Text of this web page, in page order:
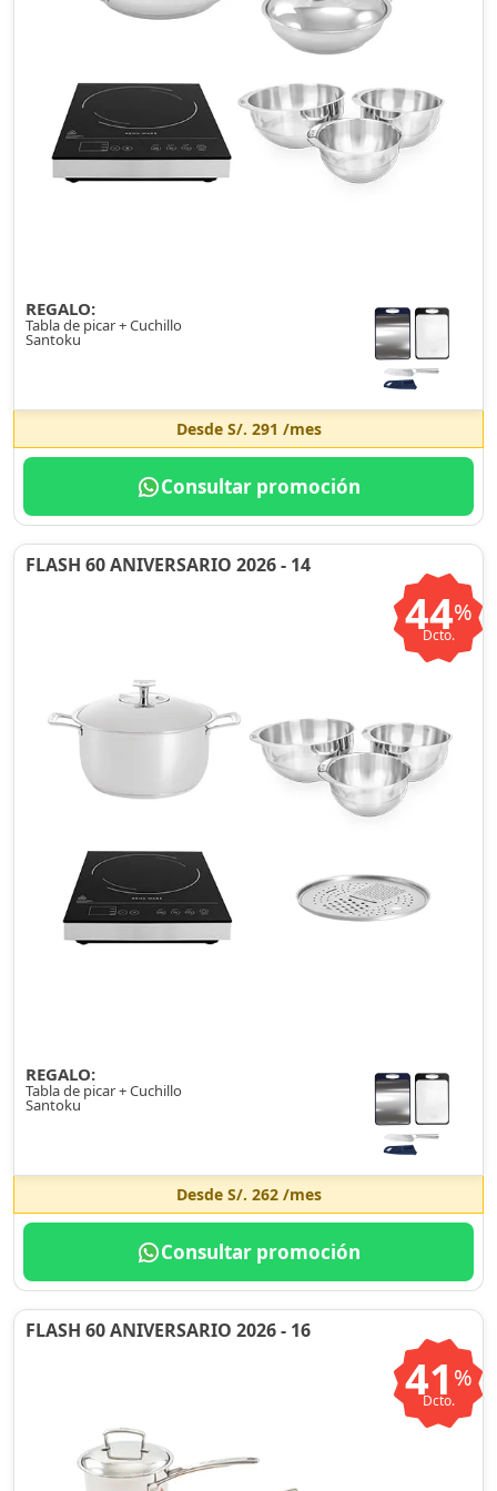
REGALO:
Tabla de picar + Cuchillo
Santoku
Desde S/. 291 /mes
Consultar promoción
FLASH 60 ANIVERSARIO 2026 - 14
44%
Dcto.
REGALO:
Tabla de picar + Cuchillo
Santoku
Desde S/. 262/mes
Consultar promoción
FLASH 60 ANIVERSARIO 2026 - 16
41 %
Dcto.